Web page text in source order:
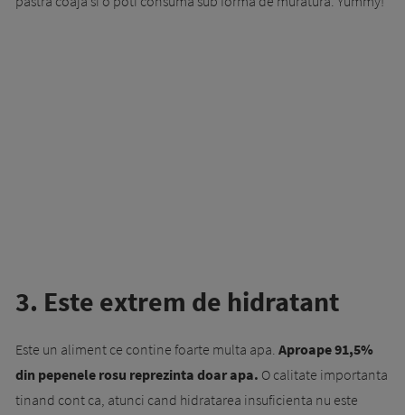
3. Este extrem de hidratant
Este un aliment ce contine foarte multa apa. Aproape 91,5%
din pepenele rosu reprezinta doar apa. O calitate importanta
tinand cont ca, atunci cand hidratarea insuficienta nu este